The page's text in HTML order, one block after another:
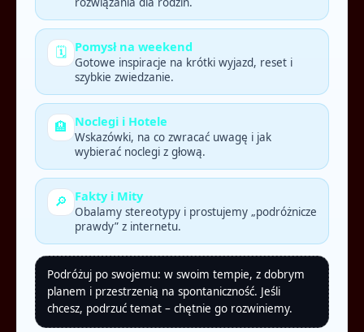
🗓️ Pomysł na weekend
Gotowe inspiracje na krótki wyjazd, reset i
szybkie zwiedzanie.
🏨 Noclegi i Hotele
Wskazówki, na co zwracać uwagę i jak
wybierać noclegi z głową.
🔎 Fakty i Mity
Obalamy stereotypy i prostujemy „podróżnicze
prawdy” z internetu.
Podróżuj po swojemu: w swoim tempie, z dobrym
planem i przestrzenią na spontaniczność. Jeśli
chcesz, podrzuć temat – chętnie go rozwiniemy.